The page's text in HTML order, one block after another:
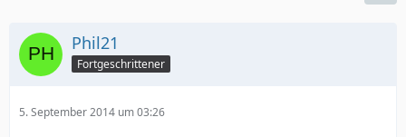
Phil21
Fortgeschrittener
5. September 2014 um 03:26